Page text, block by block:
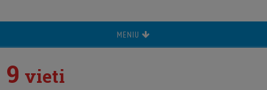
MENIU
9 vieti